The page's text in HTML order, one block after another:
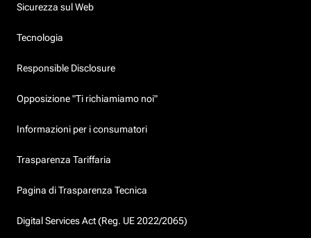
Sicurezza sul Web
Tecnologia
Responsible Disclosure
Opposizione "Ti richiamiamo noi"
Informazioni per i consumatori
Trasparenza Tariffaria
Pagina di Trasparenza Tecnica
Digital Services Act (Reg. UE 2022/2065)